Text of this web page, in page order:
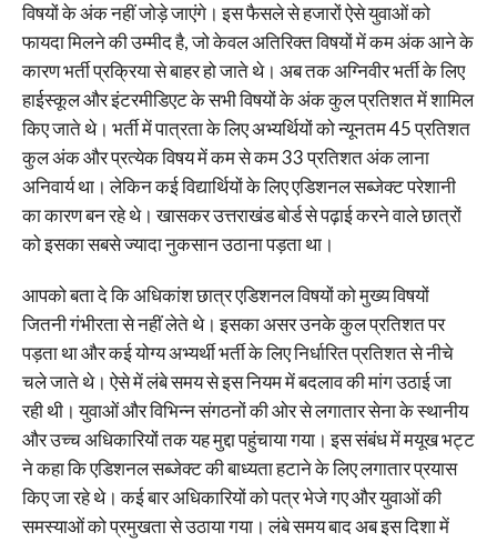
विषयों के अंक नहीं जोड़े जाएंगे। इस फैसले से हजारों ऐसे युवाओं को
फायदा मिलने की उम्मीद है, जो केवल अतिरिक्त विषयों में कम अंक आने के
कारण भर्ती प्रक्रिया से बाहर हो जाते थे। अब तक अग्निवीर भर्ती के लिए
हाईस्कूल और इंटरमीडिएट के सभी विषयों के अंक कुल प्रतिशत में शामिल
किए जाते थे। भर्ती में पात्रता के लिए अभ्यर्थियों को न्यूनतम 45 प्रतिशत
कुल अंक और प्रत्येक विषय में कम से कम 33 प्रतिशत अंक लाना
अनिवार्य था। लेकिन कई विद्यार्थियों के लिए एडिशनल सब्जेक्ट परेशानी
का कारण बन रहे थे। खासकर उत्तराखंड बोर्ड से पढ़ाई करने वाले छात्रों
को इसका सबसे ज्यादा नुकसान उठाना पड़ता था।
आपको बता दे कि अधिकांश छात्र एडिशनल विषयों को मुख्य विषयों
जितनी गंभीरता से नहीं लेते थे। इसका असर उनके कुल प्रतिशत पर
पड़ता था और कई योग्य अभ्यर्थी भर्ती के लिए निर्धारित प्रतिशत से नीचे
चले जाते थे। ऐसे में लंबे समय से इस नियम में बदलाव की मांग उठाई जा
रही थी। युवाओं और विभिन्न संगठनों की ओर से लगातार सेना के स्थानीय
और उच्च अधिकारियों तक यह मुद्दा पहुंचाया गया। इस संबंध में मयूख भट्ट
ने कहा कि एडिशनल सब्जेक्ट की बाध्यता हटाने के लिए लगातार प्रयास
किए जा रहे थे। कई बार अधिकारियों को पत्र भेजे गए और युवाओं की
समस्याओं को प्रमुखता से उठाया गया। लंबे समय बाद अब इस दिशा में